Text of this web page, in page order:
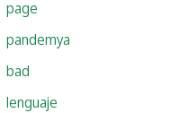
page
pandemya
bad
lenguaje